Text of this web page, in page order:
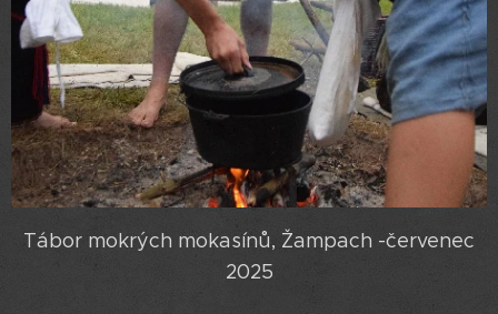
Tábor mokrých mokasínů, Žampach -červenec
2025